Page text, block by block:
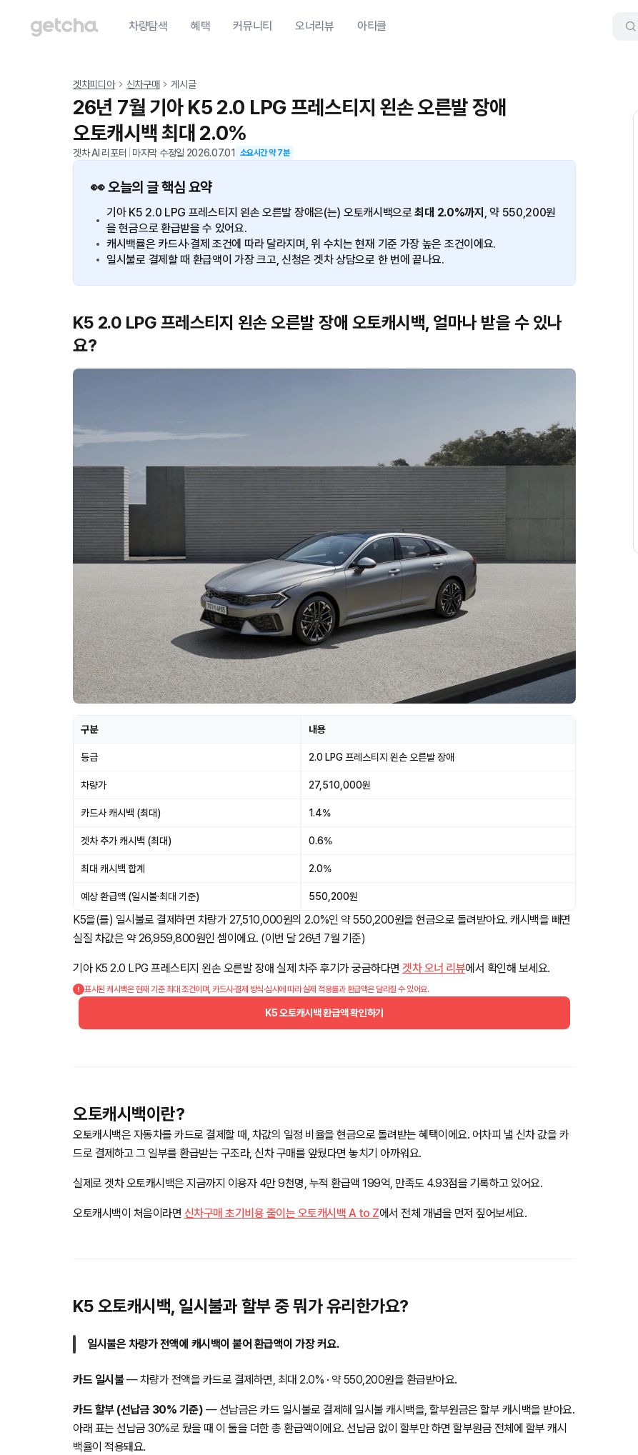
차량탐색 혜택 커뮤니티 오너리뷰 아티클
겟차피디아 신차구매 게시글
26년 7월 기아 K5 2.0 LPG 프레스티지 왼손 오른발 장애
오토캐시백 최대 2.0%
겟차 AI 리포터 마지막 수정일 2026.07.01 소요시간 약7분
👀 오늘의 글 핵심 요약
기아 K5 2.0 LPG 프레스티지 왼손 오른발 장애은(는) 오토캐시백으로최대 2.0%까지 , 약 550,200원
을 현금으로 환급받을 수 있어요.
캐시백률은 카드사·결제 조건에 따라 달라지며, 위 수치는 현재 기준 가장 높은 조건이에요.
일시불로 결제할 때 환급액이 가장 크고, 신청은 겟차 상담으로 한 번에 끝나요.
K5 2.0 LPG 프레스티지 왼손 오른발 장애 오토캐시백, 얼마나 받을 수 있나
요?
구분 내용
등급 2.0 LPG 프레스티지 왼손 오른발 장애
차량가 27,510,000원
카드사 캐시백 (최대) 1.4%
겟차 추가 캐시백 (최대) 0.6%
최대 캐시백 합계 2.0%
예상 환급액 (일시불·최대 기준) 550,200원
K5을(를) 일시불로 결제하면 차량가 27,510,000원의 2.0%인 약 550,200원을 현금으로 돌려받아요. 캐시백을 빼면
실질 차값은 약 26,959,800원인 셈이에요. (이번 달 26년 7월 기준)
기아 K5 2.0 LPG 프레스티지 왼손 오른발 장애 실제 차주 후기가 궁금하다면 겟차 오너 리뷰에서 확인해 보세요.
표시된 캐시백은 현재 기준 최대 조건이며, 카드사·결제 방식·심사에 따라 실제 적용률과 환급액은 달라질 수 있어요.
K5 오토캐시백 환급액 확인하기
오토캐시백이란?
오토캐시백은 자동차를 카드로 결제할 때, 차값의 일정 비율을 현금으로 돌려받는 혜택이에요. 어차피 낼 신차 값을 카
드로 결제하고 그 일부를 환급받는 구조라, 신차 구매를 앞뒀다면 놓치기 아까워요.
실제로 겟차 오토캐시백은 지금까지 이용자 4만 9천명, 누적 환급액 199억, 만족도 4.93점을 기록하고 있어요.
오토캐시백이 처음이라면 신차구매 초기비용 줄이는 오토캐시백 A to Z에서 전체 개념을 먼저 짚어보세요.
K5 오토캐시백, 일시불과 할부 중 뭐가 유리한가요?
일시불은 차량가 전액에 캐시백이 붙어 환급액이 가장 커요.
카드 일시불— 차량가 전액을 카드로 결제하면, 최대 2.0% · 약 550,200원을 환급받아요.
카드 할부 (선납금 30% 기준) — 선납금은 카드 일시불로 결제해 일시불 캐시백을, 할부원금은 할부 캐시백을 받아요.
아래 표는 선납금 30%로 뒀을 때 이 둘을 더한 총 환급액이에요. 선납금 없이 할부만 하면 할부원금 전체에 할부 캐시
백율이 적용돼요.